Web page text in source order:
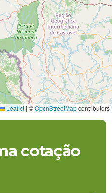
Leaflet | ©OpenStreetMapcontributors
cotação